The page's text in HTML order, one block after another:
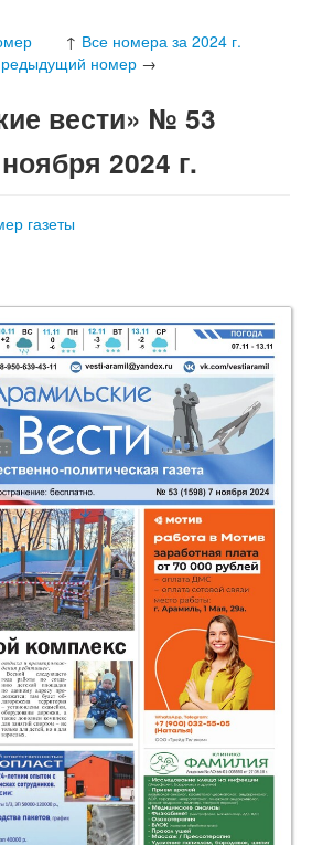
↑ Все номера за 2024 г.
номер →
вести» № 53
2024 г.
газеты